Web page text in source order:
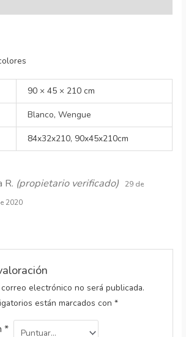
90 × 45 × 210 cm
Blanco,Wengue
84x32x210, 90x45x210cm
R. (propietario verificado)
29 de
2020
electrónico no será publicada.
están marcados con *
*